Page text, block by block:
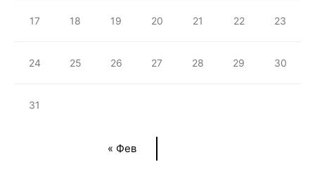
« Фев
17 18 19 20 21 22 23
24 25 26 27 28 29 30
31